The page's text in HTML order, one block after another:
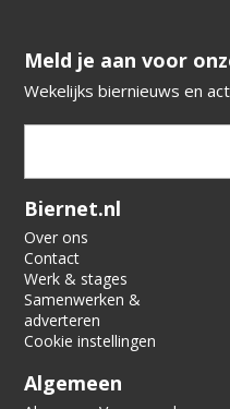
​​​​​​​Meld je aan voor
Wekelijks biernieuws en
Verification code:
Biernet.nl
Over ons
Contact
Werk & stages
Samenwerken &
adverteren
Cookie instellingen
Algemeen